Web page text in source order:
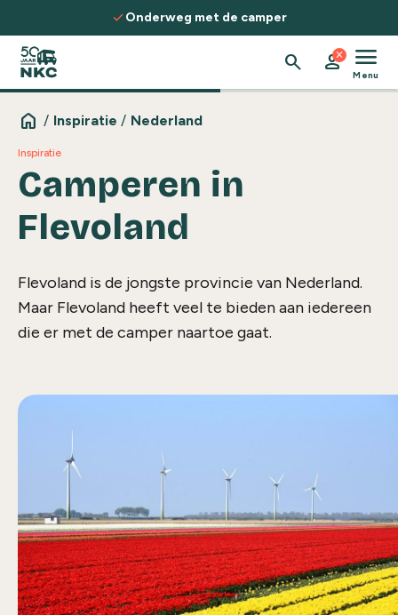
Spring naar de inhoud
checkOnderweg met de camper
search person
close menu
Menu
home / Inspiratie / Nederland
Inspiratie
Camperen in
Flevoland
Flevoland is de jongste provincie van Nederland.
Maar Flevoland heeft veel te bieden aan iedereen
die er met de camper naartoe gaat.